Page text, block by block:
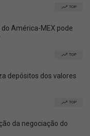
TOP
América-MEX pode
TOP
depósitos dos valores
TOP
da negociação do